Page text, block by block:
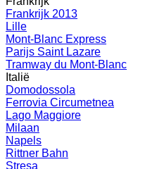
Frankrijk 2013
Lille
Mont-Blanc Express
Parijs Saint Lazare
Tramway du Mont-Blanc
Italië
Domodossola
Ferrovia Circumetnea
Lago Maggiore
Milaan
Napels
Rittner Bahn
Stresa